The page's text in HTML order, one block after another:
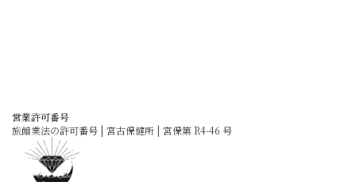
営業許可番号
旅館業法の許可番号 | 宮古保健所 | 宮保第 R4-46 号